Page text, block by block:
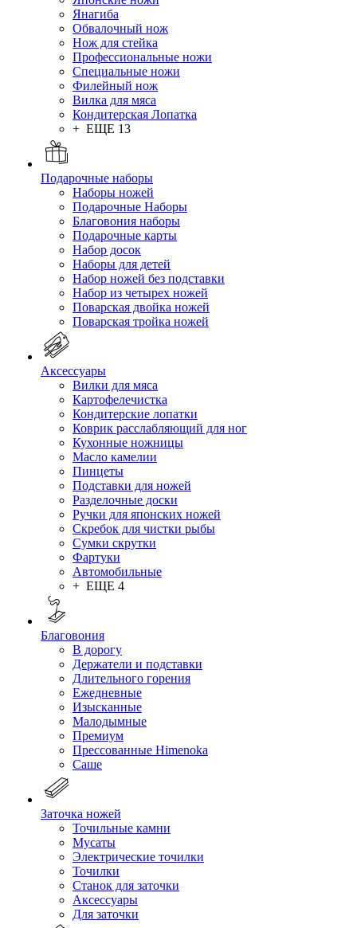
Янагиба
Обвалочный нож
Нож для стейка
Профессиональные ножи
Специальные ножи
Филейный нож
Вилка для мяса
Кондитерская Лопатка
+ ЕЩЕ 13
Подарочные наборы
Наборы ножей
Подарочные Наборы
Благовония наборы
Подарочные карты
Набор досок
Наборы для детей
Набор ножей без подставки
Набор из четырех ножей
Поварская двойка ножей
Поварская тройка ножей
Аксессуары
Вилки для мяса
Картофелечистка
Кондитерские лопатки
Коврик расслабляющий для ног
Кухонные ножницы
Масло камелии
Пинцеты
Подставки для ножей
Разделочные доски
Ручки для японских ножей
Скребок для чистки рыбы
Сумки скрутки
Фартуки
Автомобильные
+ ЕЩЕ 4
Благовония
В дорогу
Держатели и подставки
Длительного горения
Ежедневные
Изысканные
Малодымные
Премиум
Прессованные Himenoka
Саше
Заточка ножей
Точильные камни
Мусаты
Электрические точилки
Точилки
Станок для заточки
Аксессуары
Для заточки